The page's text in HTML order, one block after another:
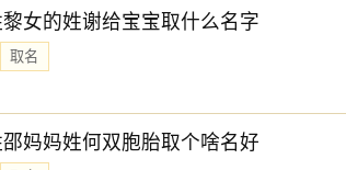
女的姓谢给宝宝取什么名字
取名
妈妈姓何双胞胎取个啥名好